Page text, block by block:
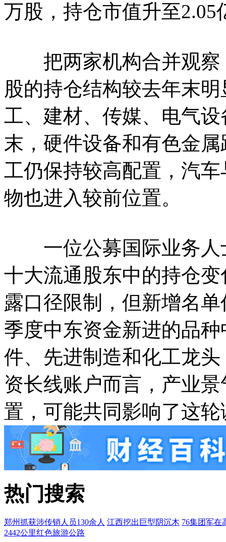
万股，持仓市值升至2.05
把两家机构合并观察
股的持仓结构较去年末
工、建材、传媒、电气
末，硬件设备和有色金
工仍保持较高配置，汽
物也进入较前位置。
一位公募国际业务人
十大流通股东中的持仓
露口径限制，但新增名
季度中东资金新进的品
件、先进制造和化工龙
资长线账户而言，产业
置，可能共同影响了这轮
热门搜索
郑州抓获涉传销人员130余人 江西挖出巨型阴沉木 76集团军在
2442公里红色旅游公路